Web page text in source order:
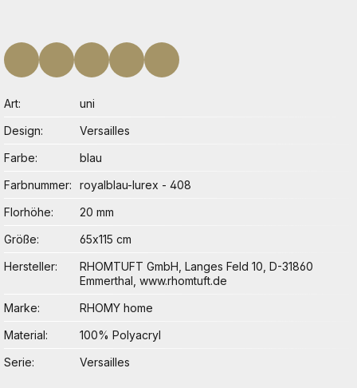
Art
uni
Design
Versailles
Farbe
blau
Farbnummer
royalblau-lurex - 408
Florhöhe
20 mm
Größe
65x115 cm
Hersteller
RHOMTUFT GmbH, Langes Feld 10, D-31860
Emmerthal, www.rhomtuft.de
Marke
RHOMY home
Material
100% Polyacryl
Serie
Versailles